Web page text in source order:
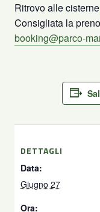
Ritrovo alle
Consigliata la
booking@parco-
DETTAGLI
Data:
Giugno 27
Ora: